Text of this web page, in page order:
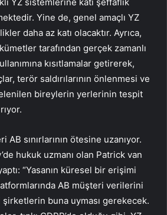
Yine de, genel amaçlı YZ
daha az katı olacaktır. Ayrıca,
tarafından gerçek zamanlı
kısıtlamalar getirerek,
terör saldırılarının önlenmesi ve
bireylerin yerlerinin tespit
AB sınırlarının ötesine uzanıyor.
hukuk uzmanı olan Patrick van
“Yasanın küresel bir erişimi
AB müşteri verilerini
şirketlerin buna uyması gerekecek.